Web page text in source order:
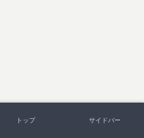
トップ サイドバー